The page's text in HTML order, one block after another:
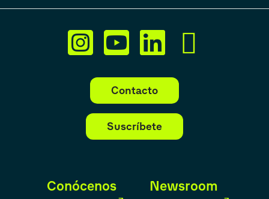
Contacto
Suscríbete
Conócenos Newsroom